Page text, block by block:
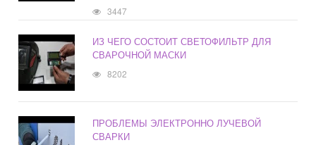
3447
ИЗ ЧЕГО СОСТОИТ СВЕТОФИЛЬТР ДЛЯ
СВАРОЧНОЙ МАСКИ
8202
ПРОБЛЕМЫ ЭЛЕКТРОННО ЛУЧЕВОЙ
СВАРКИ